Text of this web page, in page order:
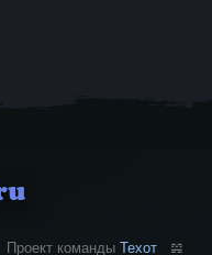
Проект команды Техот 𝌴